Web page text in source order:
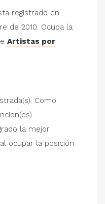
registrado en
de 2010. Ocupa la
Artistas por
Como
la mejor
ocupar la posición